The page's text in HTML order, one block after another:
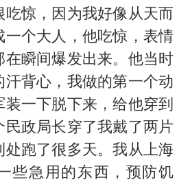
吃惊，因为我好像从天而
一个大人，他吃惊，表情
瞬间爆发出来。他当时
汗背心，我做的第一个动
一下脱下来，给他穿到
政局长穿了我戴了两片
跑了很多天。我从上海
些急用的东西，预防饥